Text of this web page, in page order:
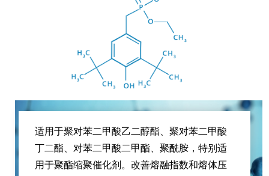
适用于聚对苯二甲酸乙二醇酯、聚对苯二甲酸
丁二酯、对苯二甲酸二甲酯、聚酰胺，特别适
用于聚酯缩聚催化剂。改善熔融指数和熔体压